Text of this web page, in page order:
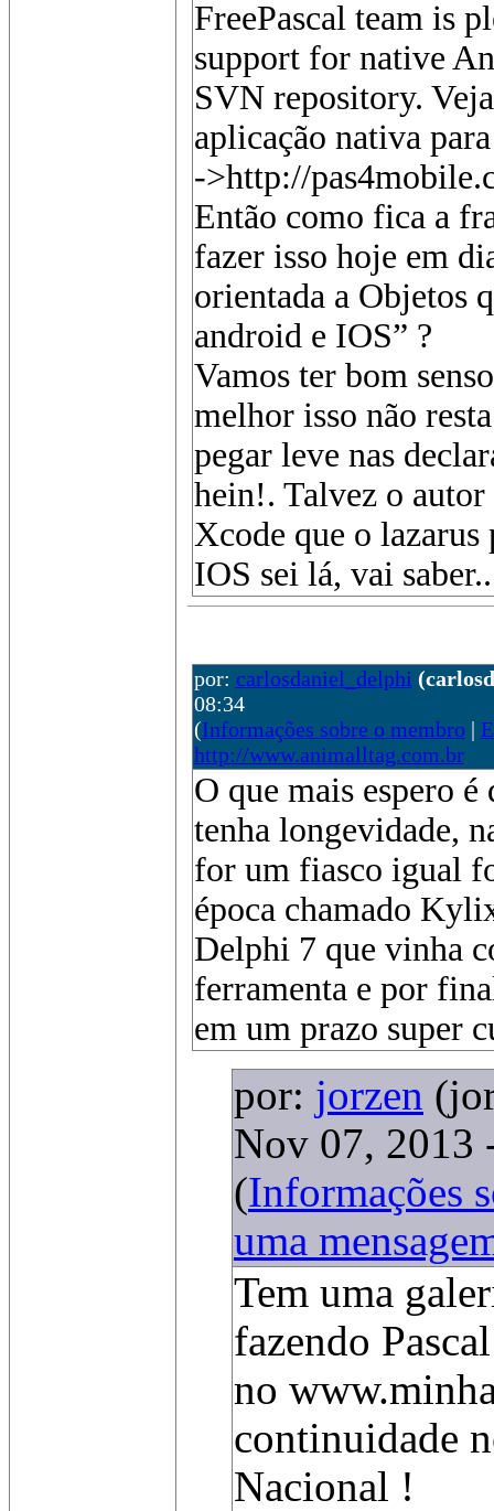
FreePascal team is
support for native
SVN repository.
aplicação nativa
->http://
Então como fica a
fazer isso hoje em
orientada a Objetos
android e IOS” ?
Vamos ter bom
melhor isso não
pegar leve nas
hein!. Talvez o autor
Xcode que o lazarus
IOS sei lá, vai
por: carlosdaniel_delphi
08:34
(Informações sobre o membro|
http://www.animalltag.com.br
O que mais espero
tenha longevidade,
for um fiasco igual
época chamado
Delphi 7 que vinha
ferramenta e por
em um prazo super
por: jorzen
Nov 07, 2013
(Informações
uma
Tem uma
fazendo
no
continuidade
Nacional !